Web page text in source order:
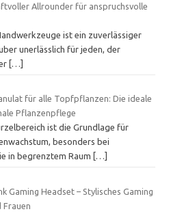
Allrounder für anspruchsvolle
ist ein zuverlässiger
unerlässlich für jeden, der
[…]
für alle Topfpflanzen: Die ideale
Pflanzenpflege
ist die Grundlage für
besonders bei
in begrenztem Raum
[…]
Gaming Headset – Stylisches Gaming
Frauen